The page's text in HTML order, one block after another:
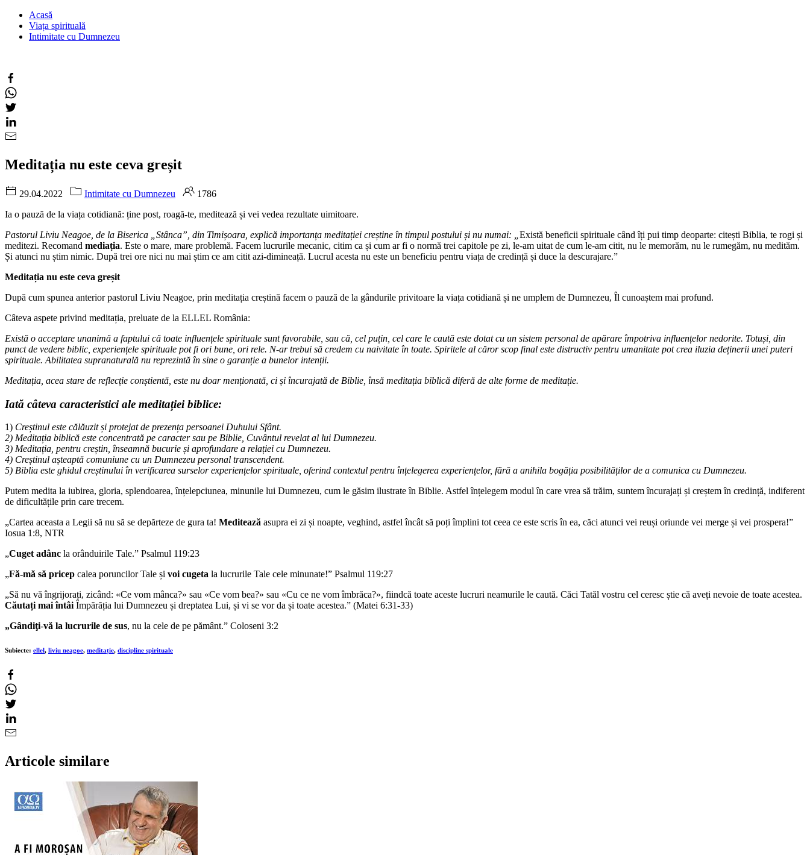
Acasă
Viața spirituală
Intimitate cu Dumnezeu
Meditația nu este ceva greșit
29.04.2022 Intimitate cu Dumnezeu
1786
Ia o pauză de la viața cotidiană: ține post, roagă-te, meditează și vei vedea rezultate uimitoare.
Pastorul Liviu Neagoe, de la Biserica „Stânca”, din Timișoara, explică importanța meditației creștine în timpul postului și nu numai: „ Există beneficii spirituale când îți pui timp deoparte: citești Biblia, te rogi și
meditezi. Recomand mediația. Este o mare, mare problemă. Facem lucrurile mecanic, citim ca și cum ar fi o normă trei capitole pe zi, le-am uitat de cum le-am citit, nu le memorăm, nu le rumegăm, nu medităm.
Și atunci nu știm nimic. După trei ore nici nu mai știm ce am citit azi-dimineață. Lucrul acesta nu este un beneficiu pentru viața de credință și duce la descurajare.”
Meditația nu este ceva greșit
După cum spunea anterior pastorul Liviu Neagoe, prin meditația creștină facem o pauză de la gândurile privitoare la viața cotidiană și ne umplem de Dumnezeu, Îl cunoaștem mai profund.
Câteva aspete privind meditația, preluate de la ELLEL România:
Există o acceptare unanimă a faptului că toate influențele spirituale sunt favorabile, sau că, cel puțin, cel care le caută este dotat cu un sistem personal de apărare împotriva influențelor nedorite. Totuși, din
punct de vedere biblic, experiențele spirituale pot fi ori bune, ori rele. N-ar trebui să credem cu naivitate în toate. Spiritele al căror scop final este distructiv pentru umanitate pot crea iluzia deținerii unei puteri
spirituale. Abilitatea supranaturală nu reprezintă în sine o garanție a bunelor intenții.
Meditația, acea stare de reflecție conștientă, este nu doar menționată, ci și încurajată de Biblie, însă meditația biblică diferă de alte forme de meditație.
Iată câteva caracteristici ale meditației biblice:
1) Creștinul este călăuzit și protejat de prezența persoanei Duhului Sfânt.
2) Meditația biblică este concentrată pe caracter sau pe Biblie, Cuvântul revelat al lui Dumnezeu.
3) Meditația, pentru creștin, înseamnă bucurie și aprofundare a relației cu Dumnezeu.
4) Creștinul așteaptă comuniune cu un Dumnezeu personal transcendent.
5) Biblia este ghidul creștinului în verificarea surselor experiențelor spirituale, oferind contextul pentru înțelegerea experiențelor, fără a anihila bogăția posibilităților de a comunica cu Dumnezeu.
Putem medita la iubirea, gloria, splendoarea, înțelepciunea, minunile lui Dumnezeu, cum le găsim ilustrate în Biblie. Astfel înțelegem modul în care vrea să trăim, suntem încurajați și creștem în credință, indiferent
de dificultățile prin care trecem.
„Cartea aceasta a Legii să nu să se depărteze de gura ta! Meditează asupra ei zi și noapte, veghind, astfel încât să poți împlini tot ceea ce este scris în ea, căci atunci vei reuși oriunde vei merge și vei prospera!”
Iosua 1:8, NTR
„Cuget adânc la orânduirile Tale.” Psalmul 119:23
„Fă-mă să pricep calea poruncilor Tale și voi cugeta la lucrurile Tale cele minunate!” Psalmul 119:27
„Să nu vă îngrijorați, zicând: «Ce vom mânca?» sau «Ce vom bea?» sau «Cu ce ne vom îmbrăca?», fiindcă toate aceste lucruri neamurile le caută. Căci Tatăl vostru cel ceresc știe că aveți nevoie de toate acestea.
Căutați mai întâi Împărăția lui Dumnezeu și dreptatea Lui, și vi se vor da și toate acestea.” (Matei 6:31-33)
„Gândiţi-vă la lucrurile de sus, nu la cele de pe pământ.” Coloseni 3:2
Subiecte: ellel, liviu neagoe, meditație, discipline spirituale
Articole similare